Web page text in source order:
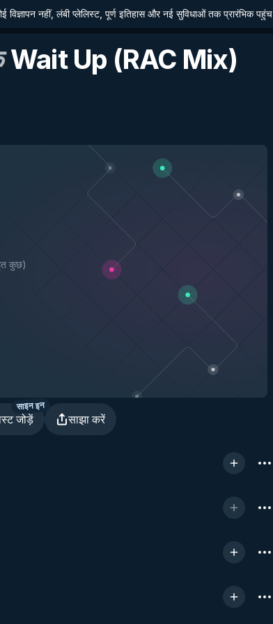
विज्ञापन नहीं, लंबी प्लेलिस्ट, पूर्ण इतिहास और नई सुविधाओं तक प्रारंभिक पहुंच
Wait Up (RAC Mix)
कुछ)
जोड़ें
साइन इन
साझा करें